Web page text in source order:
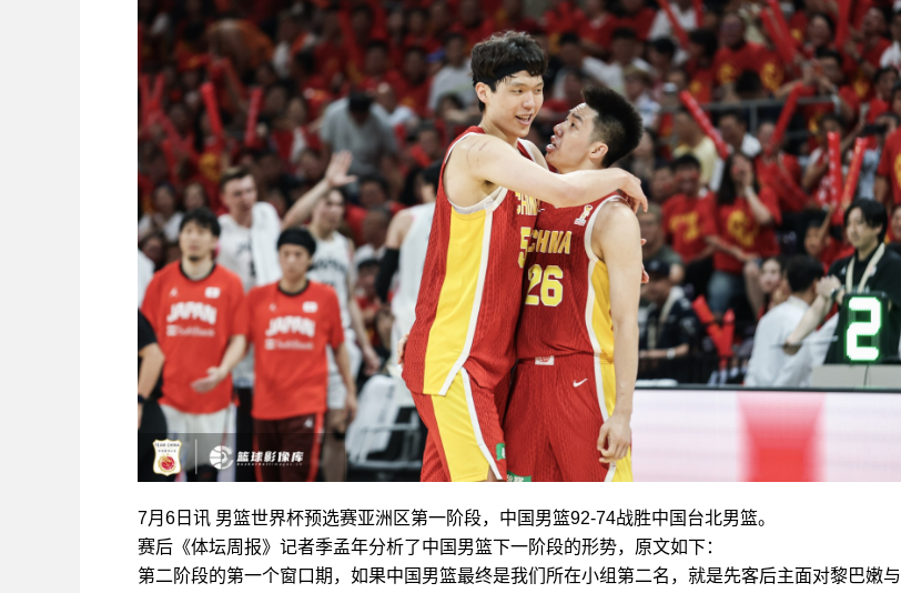
7月6日讯 男篮世界杯预选赛亚洲区第一阶段，中国男篮92-74战胜中国台北男篮。
赛后《体坛周报》记者季孟年分析了中国男篮下一阶段的形势，原文如下：
第二阶段的第一个窗口期，如果中国男篮最终是我们所在小组第二名，就是先客后主面对黎巴嫩与